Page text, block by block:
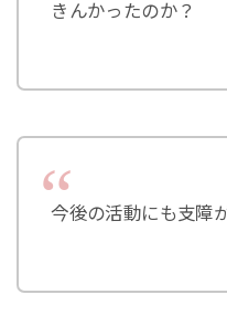
きんかったのか？
今後の活動にも支障